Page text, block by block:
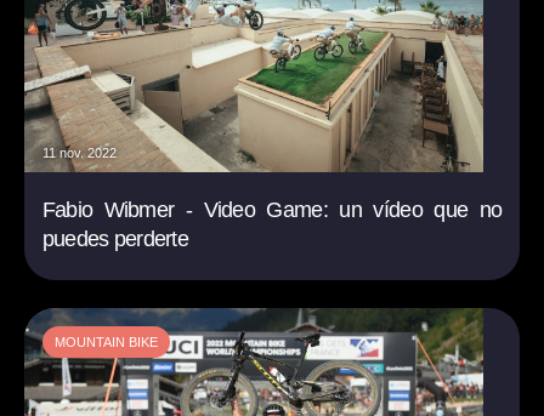
11 nov. 2022
Fabio Wibmer - Video Game: un vídeo que no
puedes perderte
MOUNTAIN BIKE